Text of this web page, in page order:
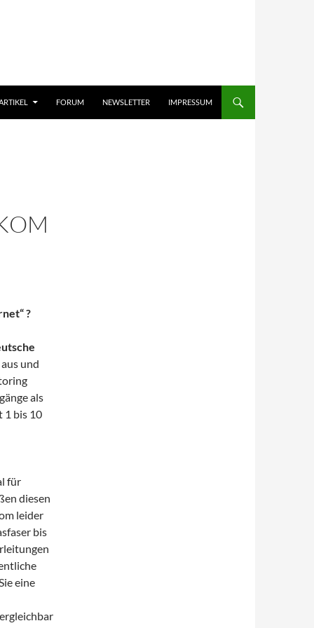
FORUM NEWSLETTER IMPRESSUM
?
und
als
1 bis 10
für
diesen
leider
bis
eine